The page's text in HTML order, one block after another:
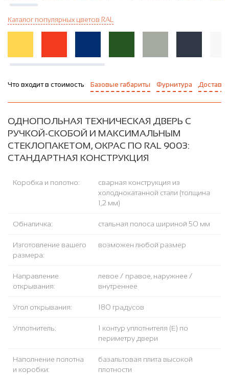
Каталог популярных цветов RAL
Что входит в стоимость Базовые габариты Фурнитура Доставка
ОДНОПОЛЬНАЯ ТЕХНИЧЕСКАЯ ДВЕРЬ С
РУЧКОЙ-СКОБОЙ И МАКСИМАЛЬНЫМ
СТЕКЛОПАКЕТОМ, ОКРАС ПО RAL 9003:
СТАНДАРТНАЯ КОНСТРУКЦИЯ
Коробка и полотно:
сварная конструкция из
холоднокатанной стали (толщина
1,2 мм)
Обналичка: стальная полоса шириной 50 мм
Изготовление вашего
размера:
возможен любой размер
Направление
открывания:
левое / правое, наружнее /
внутреннее
Угол открывания: 180 градусов
Уплотнитель:
1 контур уплотнителя (Е) по
периметру двери
Наполнение полотна
и коробки:
базальтовая плита высокой
плотности